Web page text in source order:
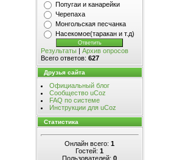
Попугаи и канарейки
Черепаха
Монгольская песчанка
Насекомое(таракан и т.д)
Результаты| Архив опросов
Всего ответов: 627
Друзья сайта
Официальный блог
Сообщество uCoz
FAQ по системе
Инструкции для uCoz
Статистика
Онлайн всего: 1
Гостей: 1
Пользователей: 0